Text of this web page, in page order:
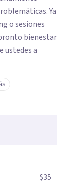
Ya
o sesiones
bienestar
ustedes a
$35